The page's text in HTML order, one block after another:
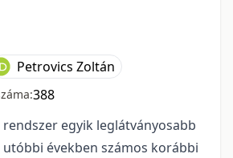
Petrovics Zoltán
388
egyik leglátványosabb
években számos korábbi